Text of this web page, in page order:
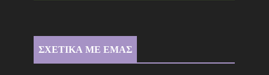
ΣΧΕΤΙΚΑ ΜΕ ΕΜΑΣ